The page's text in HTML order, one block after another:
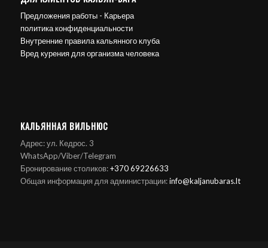
Предложения работы - Карьера
политика конфиденциальности
Внутренние правила кальянного клуба
Вред курения для организма человека
КАЛЬЯННАЯ ВИЛЬНЮС
Адрес: ул. Кедрос. 3
WhatsApp/Viber/Telegram
Бронирование столиков:+370 69226633
Общая информация для администрации:info@kaljanubaras.lt